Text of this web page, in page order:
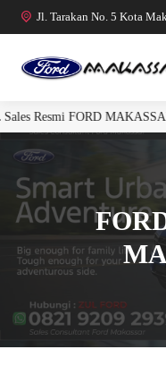
Jl. Tarakan No. 5 Kota
FORD RANGER
R. RAPTOR 3.0L
MUSTANG
Resmi FORD